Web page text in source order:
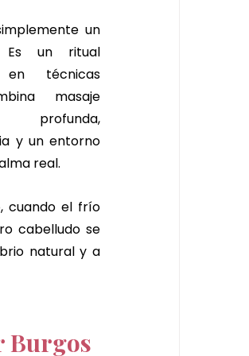
un
Es un ritual
en técnicas
masaje
profunda,
y un entorno
real.
cuando el frío
cabelludo se
natural y a
Burgos